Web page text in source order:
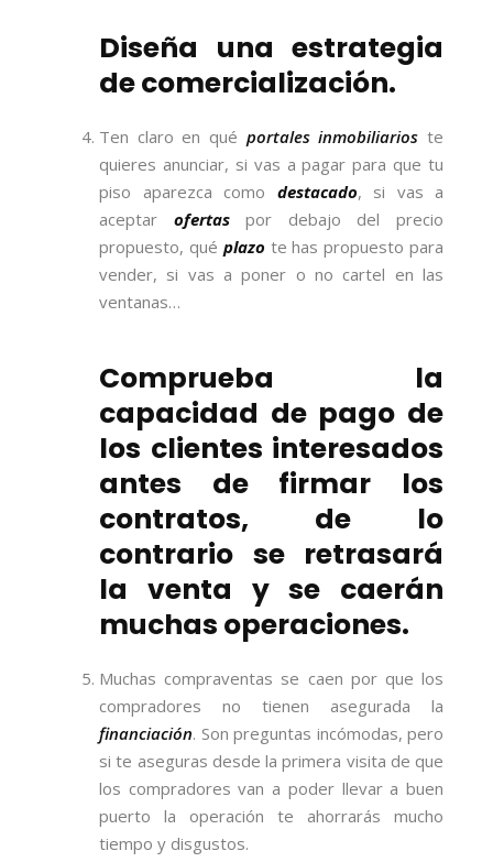
Diseña una estrategia
de comercialización.
Ten claro en qué portales inmobiliarios te
quieres anunciar, si vas a pagar para que tu
piso aparezca como destacado, si vas a
aceptar ofertaspor debajo del precio
propuesto, qué plazo te has propuesto para
vender, si vas a poner o no cartel en las
ventanas…
Comprueba la
capacidad de pago de
los clientes interesados
antes de firmar los
contratos, de lo
contrario se retrasará
la venta y se caerán
muchas operaciones.
Muchas compraventas se caen por que los
compradores no tienen asegurada la
financiación. Son preguntas incómodas, pero
si te aseguras desde la primera visita de que
los compradores van a poder llevar a buen
puerto la operación te ahorrarás mucho
tiempo y disgustos.